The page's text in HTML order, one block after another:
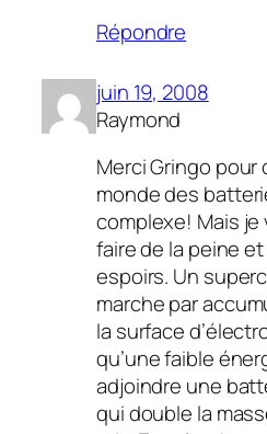
Répondre
juin 19, 2008
Raymond
Merci Gringo pour
monde des
complexe! Mais je
faire de la peine
espoirs. Un
marche par
la surface
qu’une faible
adjoindre une
qui double la